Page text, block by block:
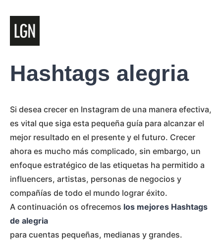
Hashtags alegria
Si desea crecer en Instagram de una manera efectiva,
es vital que siga esta pequeña guía para alcanzar el
mejor resultado en el presente y el futuro. Crecer
ahora es mucho más complicado, sin embargo, un
enfoque estratégico de las etiquetas ha permitido a
influencers, artistas, personas de negocios y
compañías de todo el mundo lograr éxito.
A continuación os ofrecemos los mejores Hashtags
de alegria
para cuentas pequeñas, medianas y grandes.